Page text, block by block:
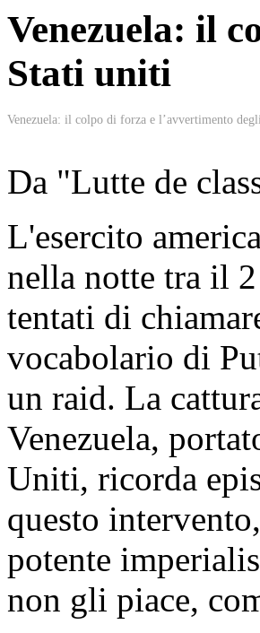
Venezuela: il
Stati uniti
Venezuela: il colpo di forza e l’avvertimento
Da "Lutte de
L'esercito
nella notte tra il
tentati di
vocabolario di
un raid. La
Venezuela,
Uniti, ricorda
questo
potente
non gli piace,